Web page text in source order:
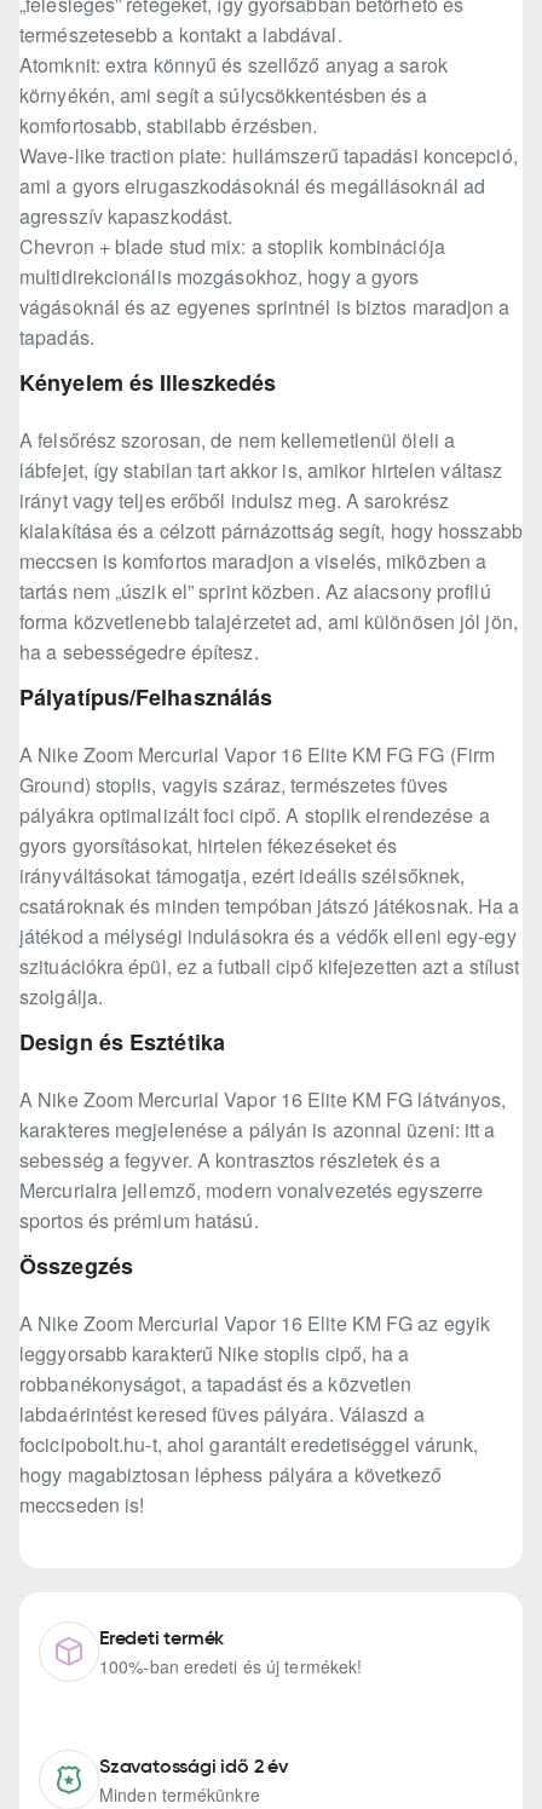
természetesebb a kontakt a labdával.
Atomknit: extra könnyű és szellőző anyag a sarok
környékén, ami segít a súlycsökkentésben és a
komfortosabb, stabilabb érzésben.
Wave-like traction plate: hullámszerű tapadási koncepció,
ami a gyors elrugaszkodásoknál és megállásoknál ad
agresszív kapaszkodást.
Chevron + blade stud mix: a stoplik kombinációja
multidirekcionális mozgásokhoz, hogy a gyors
vágásoknál és az egyenes sprintnél is biztos maradjon a
tapadás.
Kényelem és Illeszkedés
A felsőrész szorosan, de nem kellemetlenül öleli a
lábfejet, így stabilan tart akkor is, amikor hirtelen váltasz
irányt vagy teljes erőből indulsz meg. A sarokrész
kialakítása és a célzott párnázottság segít, hogy hosszabb
meccsen is komfortos maradjon a viselés, miközben a
tartás nem „úszik el” sprint közben. Az alacsony profilú
forma közvetlenebb talajérzetet ad, ami különösen jól jön,
ha a sebességedre építesz.
Pályatípus/Felhasználás
A Nike Zoom Mercurial Vapor 16 Elite KM FG FG (Firm
Ground) stoplis, vagyis száraz, természetes füves
pályákra optimalizált foci cipő. A stoplik elrendezése a
gyors gyorsításokat, hirtelen fékezéseket és
irányváltásokat támogatja, ezért ideális szélsőknek,
csatároknak és minden tempóban játszó játékosnak. Ha a
játékod a mélységi indulásokra és a védők elleni egy-egy
szituációkra épül, ez a futball cipő kifejezetten azt a stílust
szolgálja.
Design és Esztétika
A Nike Zoom Mercurial Vapor 16 Elite KM FG látványos,
karakteres megjelenése a pályán is azonnal üzeni: itt a
sebesség a fegyver. A kontrasztos részletek és a
Mercurialra jellemző, modern vonalvezetés egyszerre
sportos és prémium hatású.
Összegzés
A Nike Zoom Mercurial Vapor 16 Elite KM FG az egyik
leggyorsabb karakterű Nike stoplis cipő, ha a
robbanékonyságot, a tapadást és a közvetlen
labdaérintést keresed füves pályára. Válaszd a
focicipobolt.hu-t, ahol garantált eredetiséggel várunk,
hogy magabiztosan léphess pályára a következő
meccseden is!
Eredeti termék
100%-ban eredeti és új termékek!
Szavatossági idő 2 év
Minden termékünkre